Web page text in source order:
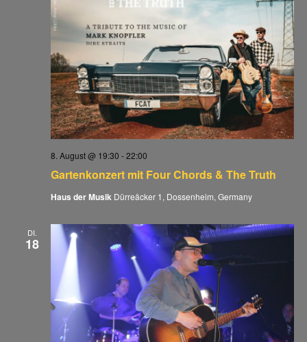
Gartenkonzert mit Four Chords & The Truth
8. August @ 19:30 -22:00
Haus der Musik Dürreäcker 1, Dossenheim, Germany
DI.
18